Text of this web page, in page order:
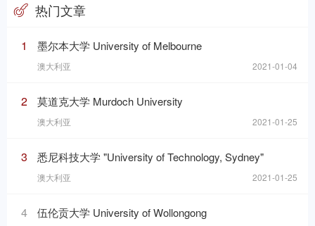
热门文章
1 墨尔本大学 University of Melbourne
澳大利亚 2021-01-04
2 莫道克大学 Murdoch University
澳大利亚 2021-01-25
3 悉尼科技大学 "University of Technology, Sydney"
澳大利亚 2021-01-25
4 伍伦贡大学 University of Wollongong